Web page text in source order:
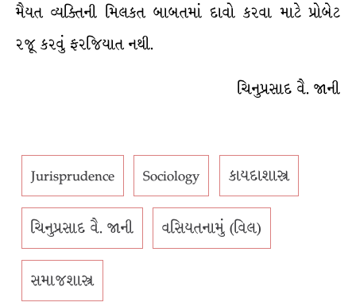
મૈયત વ્યક્તિની મિલકત બાબતમાં દાવો કરવા માટે પ્રોબેટ
રજૂ કરવું ફરજિયાત નથી.
ચિનુપ્રસાદ વૈ. જાની
Jurisprudence Sociology કાયદાશાસ્ત્ર
ચિનુપ્રસાદ વૈ. જાની વસિયતનામું (વિલ)
સમાજશાસ્ત્ર